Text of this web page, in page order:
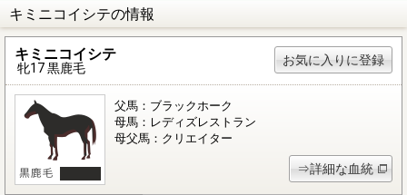
キミニコイシテの情報
キミニコイシテ
牝17 黒鹿毛
お気に入りに登録
父馬：ブラックホーク
母馬：レディズレストラン
母父馬：クリエイター
⇒詳細な血統